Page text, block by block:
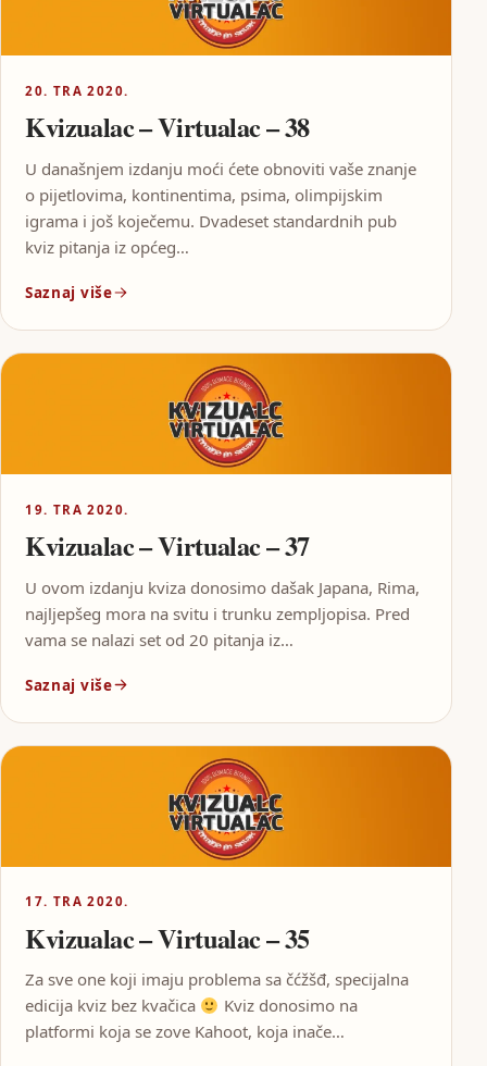
20. TRA 2020.
Kvizualac – Virtualac – 38
U današnjem izdanju moći ćete obnoviti vaše znanje
o pijetlovima, kontinentima, psima, olimpijskim
igrama i još koječemu. Dvadeset standardnih pub
kviz pitanja iz općeg…
Saznaj više
19. TRA 2020.
Kvizualac – Virtualac – 37
U ovom izdanju kviza donosimo dašak Japana, Rima,
najljepšeg mora na svitu i trunku zempljopisa. Pred
vama se nalazi set od 20 pitanja iz…
Saznaj više
17. TRA 2020.
Kvizualac – Virtualac – 35
Za sve one koji imaju problema sa čćžšđ, specijalna
edicija kviz bez kvačica
Kviz donosimo na
platformi koja se zove Kahoot, koja inače…